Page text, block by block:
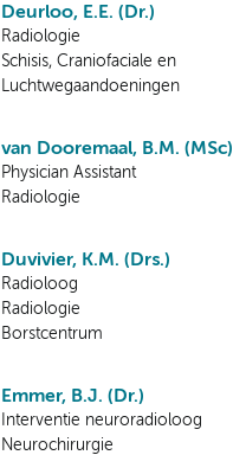
Deurloo, E.E. (Dr.)
Radiologie
Schisis, Craniofaciale en
Luchtwegaandoeningen
van Dooremaal, B.M. (MSc)
Physician Assistant
Radiologie
Duvivier, K.M. (Drs.)
Radioloog
Radiologie
Borstcentrum
Emmer, B.J. (Dr.)
Interventie neuroradioloog
Neurochirurgie